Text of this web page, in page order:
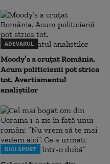
ADEVARUL
Moody’s a cruțat România.
Acum politicienii pot strica
tot. Avertismentul
analiștilor
DIGI SPORT